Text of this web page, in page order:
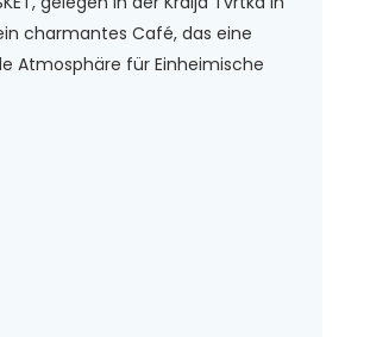
charmantes Café, das eine
Atmosphäre für Einheimische